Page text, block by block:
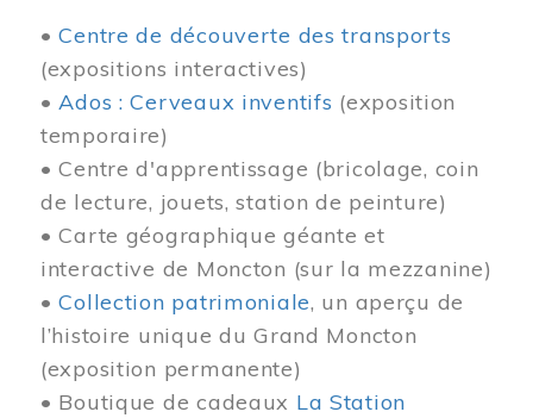
•Centre de découverte des transports
(expositions interactives)
•Ados : Cerveaux inventifs (exposition
temporaire)
• Centre d'apprentissage (bricolage, coin
de lecture, jouets, station de peinture)
• Carte géographique géante et
interactive de Moncton (sur la mezzanine)
•Collection patrimoniale, un aperçu de
l’histoire unique du Grand Moncton
(exposition permanente)
• Boutique de cadeaux La Station